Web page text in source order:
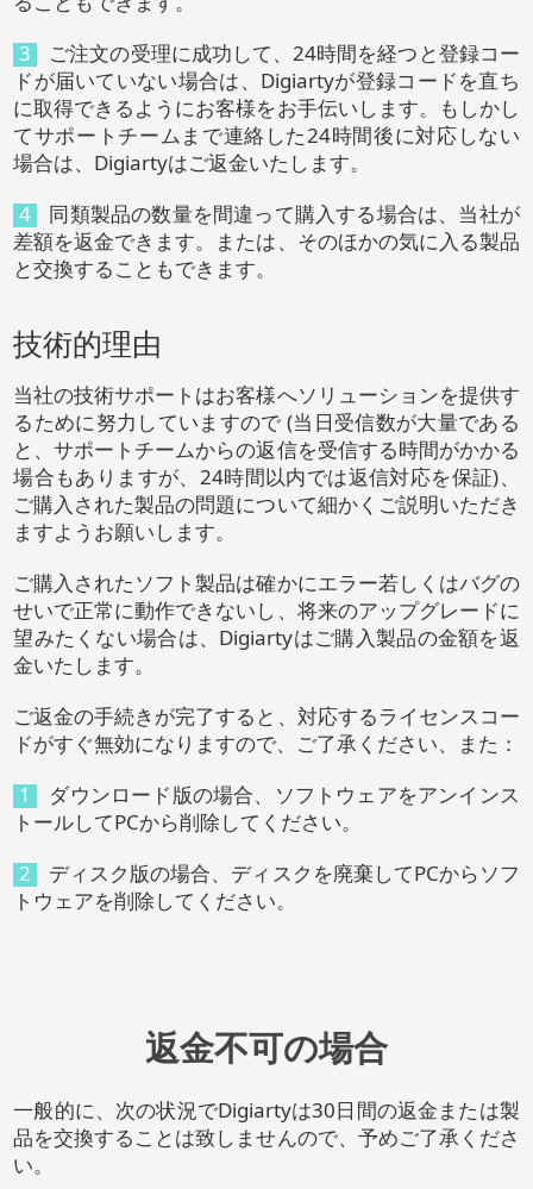
3
ご注文の受理に成功して、24時間を経つと登録コー
ドが届いていない場合は、Digiartyが登録コードを直ち
に取得できるようにお客様をお手伝いします。もしかし
てサポートチームまで連絡した24時間後に対応しない
場合は、Digiartyはご返金いたします。
4
同類製品の数量を間違って購入する場合は、当社が
差額を返金できます。または、そのほかの気に入る製品
と交換することもできます。
技術的理由
当社の技術サポートはお客様へソリューションを提供す
るために努力していますので (当日受信数が大量である
と、サポートチームからの返信を受信する時間がかかる
場合もありますが、24時間以内では返信対応を保証)、
ご購入された製品の問題について細かくご説明いただき
ますようお願いします。
ご購入されたソフト製品は確かにエラー若しくはバグの
せいで正常に動作できないし、将来のアップグレードに
望みたくない場合は、Digiartyはご購入製品の金額を返
金いたします。
ご返金の手続きが完了すると、対応するライセンスコー
ドがすぐ無効になりますので、ご了承ください、また：
1
ダウンロード版の場合、ソフトウェアをアンインス
トールしてPCから削除してください。
2
ディスク版の場合、ディスクを廃棄してPCからソフ
トウェアを削除してください。
返金不可の場合
一般的に、次の状況でDigiartyは30日間の返金または製
品を交換することは致しませんので、予めご了承くださ
い。